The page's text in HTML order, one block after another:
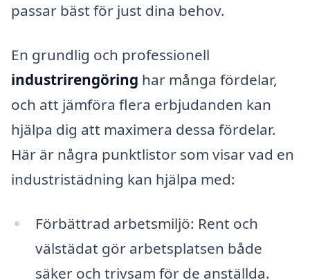
passar bäst för just dina behov.
En grundlig och professionell
industrirengöring har många fördelar,
och att jämföra flera erbjudanden kan
hjälpa dig att maximera dessa fördelar.
Här är några punktlistor som visar vad en
industristädning kan hjälpa med:
Förbättrad arbetsmiljö: Rent och
välstädat gör arbetsplatsen både
säker och trivsam för de anställda.